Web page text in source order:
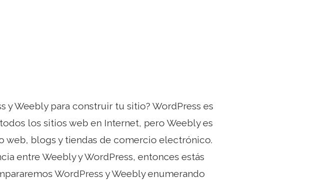
y Weebly para construir tu sitio? WordPress es
los sitios web en Internet, pero Weebly es
blogs y tiendas de comercio electrónico.
entre Weebly y WordPress, entonces estás
WordPress y Weebly enumerando